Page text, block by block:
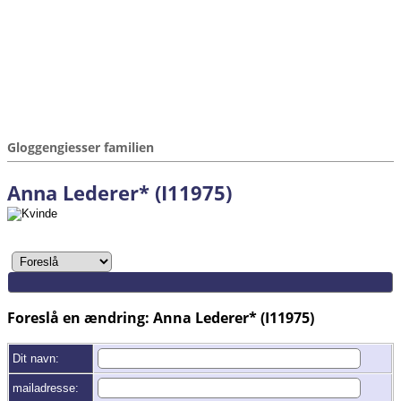
Gloggengiesser familien
Anna Lederer* (I11975)
Foreslå en ændring: Anna Lederer* (I11975)
Dit navn:
mailadresse: